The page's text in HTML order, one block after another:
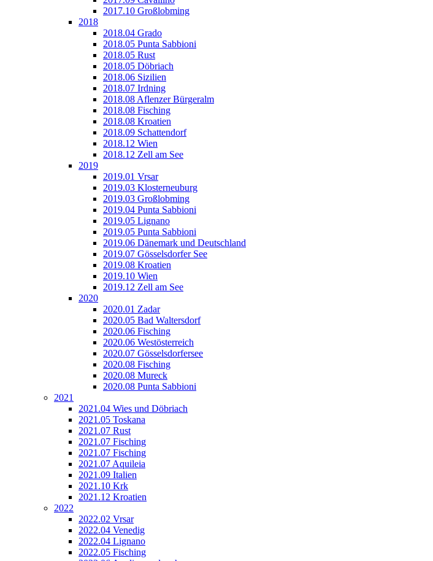
2017.10 Großlobming
2018
2018.04 Grado
2018.05 Punta Sabbioni
2018.05 Rust
2018.05 Döbriach
2018.06 Sizilien
2018.07 Irdning
2018.08 Aflenzer Bürgeralm
2018.08 Fisching
2018.08 Kroatien
2018.09 Schattendorf
2018.12 Wien
2018.12 Zell am See
2019
2019.01 Vrsar
2019.03 Klosterneuburg
2019.03 Großlobming
2019.04 Punta Sabbioni
2019.05 Lignano
2019.05 Punta Sabbioni
2019.06 Dänemark und Deutschland
2019.07 Gösselsdorfer See
2019.08 Kroatien
2019.10 Wien
2019.12 Zell am See
2020
2020.01 Zadar
2020.05 Bad Waltersdorf
2020.06 Fisching
2020.06 Westösterreich
2020.07 Gösselsdorfersee
2020.08 Fisching
2020.08 Mureck
2020.08 Punta Sabbioni
2021
2021.04 Wies und Döbriach
2021.05 Toskana
2021.07 Rust
2021.07 Fisching
2021.07 Fisching
2021.07 Aquileia
2021.09 Italien
2021.10 Krk
2021.12 Kroatien
2022
2022.02 Vrsar
2022.04 Venedig
2022.04 Lignano
2022.05 Fisching